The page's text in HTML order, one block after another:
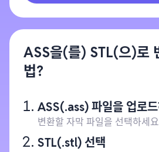
ASS을(를) STL(으)로
법?
ASS(.ass) 파일을 업로
변환할 자막 파일을 선택하세
STL(.stl) 선택